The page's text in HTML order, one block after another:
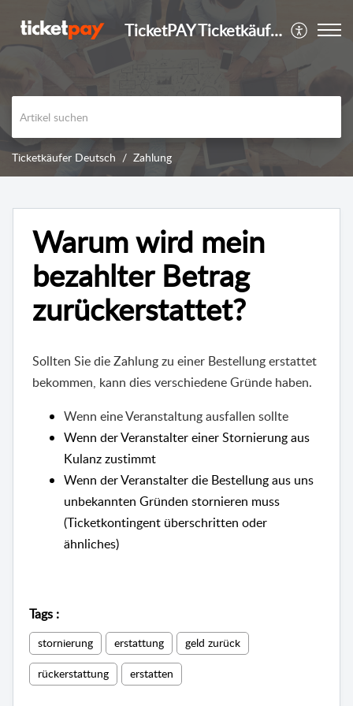
TicketPAY Ticketkäufer
Ticketkäufer Deutsch Zahlung
Warum wird mein
bezahlter Betrag
zurückerstattet?
Sollten Sie die Zahlung zu einer Bestellung erstattet
bekommen, kann dies verschiedene Gründe haben.
Wenn eine Veranstaltung ausfallen sollte
Wenn der Veranstalter einer Stornierung aus
Kulanz zustimmt
Wenn der Veranstalter die Bestellung aus uns
unbekannten Gründen stornieren muss
(Ticketkontingent überschritten oder
ähnliches)
Tags :
stornierung erstattung geld zurück
rückerstattung erstatten